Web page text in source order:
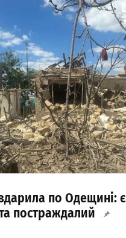
по Одещині: є
постраждалий